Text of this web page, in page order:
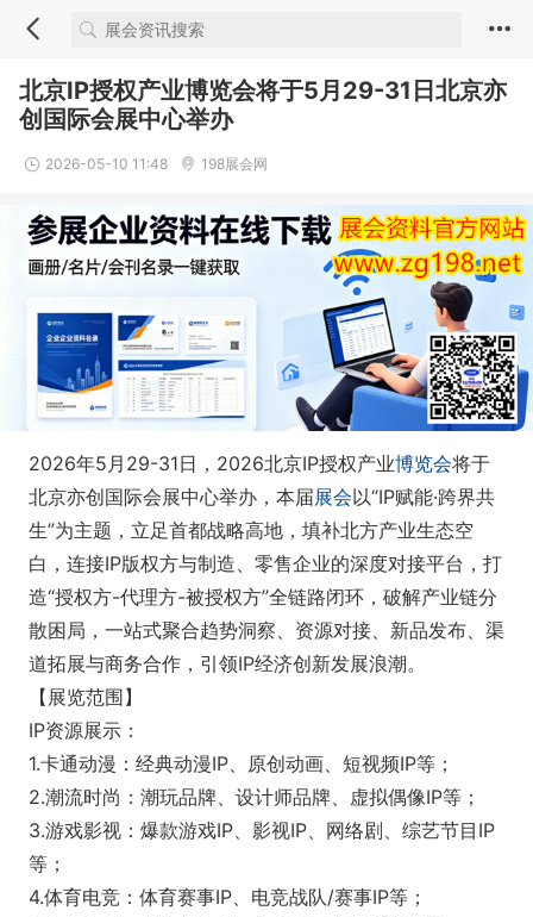
北京IP授权产业博览会将于5月29-31日北京亦
创国际会展中心举办
2026-05-10 11:48 198展会网
2026年5月29-31日，2026北京IP授权产业博览会将于
北京亦创国际会展中心举办，本届展会以“IP赋能·跨界共
生”为主题，立足首都战略高地，填补北方产业生态空
白，连接IP版权方与制造、零售企业的深度对接平台，打
造“授权方-代理方-被授权方”全链路闭环，破解产业链分
散困局，一站式聚合趋势洞察、资源对接、新品发布、渠
道拓展与商务合作，引领IP经济创新发展浪潮。
【展览范围】
IP资源展示：
1.卡通动漫：经典动漫IP、原创动画、短视频IP等；
2.潮流时尚：潮玩品牌、设计师品牌、虚拟偶像IP等；
3.游戏影视：爆款游戏IP、影视IP、网络剧、综艺节目IP
等；
4.体育电竞：体育赛事IP、电竞战队/赛事IP等；